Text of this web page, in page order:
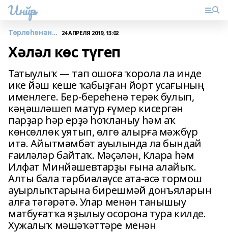
Инйәр
Төрлөһөнән... 24 АПРЕЛЯ 2019, 13:02
Хәләл көс түгеп
Татыулыҡ — тап ошоға ҡорола ла инде
ике йәш кеше ҡабыҙған йорт усағының
именлеге. Бер-береһенә терәк булып,
кәңәшләшеп матур ғүмер кисергән
парҙар һәр ерҙә һоҡланыу һәм аҡ
көнсөллөк уятып, өлгө алырға мәжбүр
итә. Айытмәмбәт ауылында ла бындай
ғаиләләр байтаҡ. Мәҫәлән, Клара һәм
Илфат Минйәшевтарҙы ғына алайыҡ.
Алты бала тәрбиәләүсе ата-әсә тормош
ауырлыҡтарына бирешмәй донъяларын
алға тәгәрәтә. Улар менән танышыу
матбуғатҡа яҙылыу осорона тура килде.
Хужалыҡ мәшәҡәттәре менән